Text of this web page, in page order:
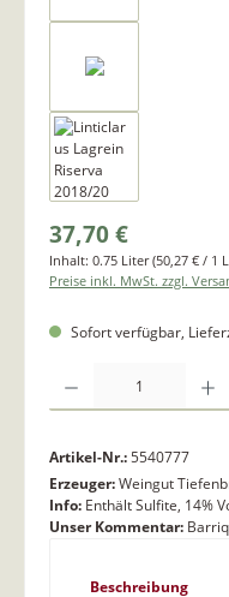
37,70 €
Inhalt: 0.75 Liter(50,27 € / 1
Preise inkl. MwSt. zzgl.
Sofort verfügbar,
Artikel-Nr.:5540777
Erzeuger:Weingut
Info: Enthält Sulfite, 14%
Unser Kommentar:
Beschreibung